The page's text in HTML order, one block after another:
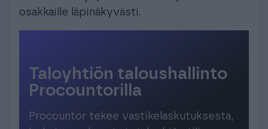
osakkaille läpinäkyvästi.
Taloyhtiön taloushallinto
Procountorilla
Procountor tekee vastikelaskutuksesta,